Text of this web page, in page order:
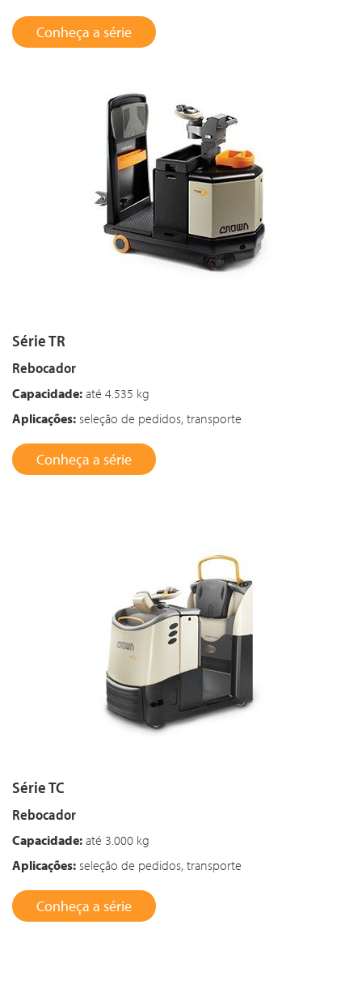
Conheça a série
Série TR
Rebocador
Capacidade: até 4.535 kg
Aplicações: seleção de pedidos, transporte
Conheça a série
Série TC
Rebocador
Capacidade: até 3.000 kg
Aplicações: seleção de pedidos, transporte
Conheça a série